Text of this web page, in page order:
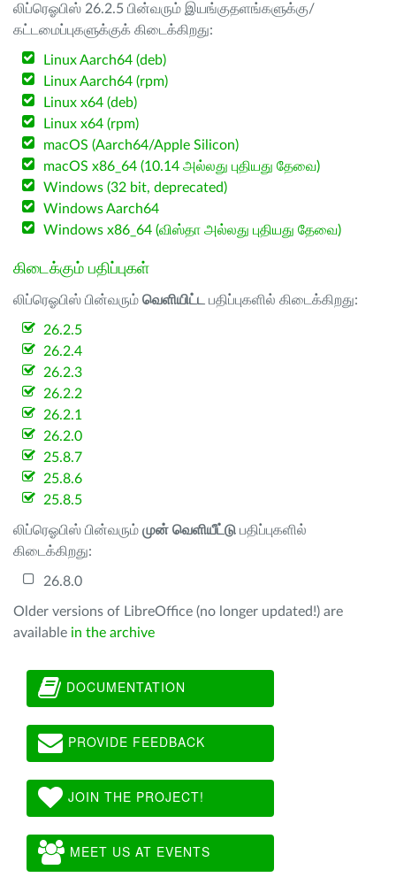
லிப்ரெஓபிஸ் 26.2.5 பின்வரும் இயங்குதளங்களுக்கு/
கட்டமைப்புகளுக்குக் கிடைக்கிறது:
Linux Aarch64 (deb)
Linux Aarch64 (rpm)
Linux x64 (deb)
Linux x64 (rpm)
macOS (Aarch64/Apple Silicon)
macOS x86_64 (10.14 அல்லது புதியது தேவை)
Windows (32 bit, deprecated)
Windows Aarch64
Windows x86_64 (விஸ்தா அல்லது புதியது தேவை)
கிடைக்கும் பதிப்புகள்
லிப்ரெஓபிஸ் பின்வரும் வெளியிட்ட பதிப்புகளில் கிடைக்கிறது:
26.2.5
26.2.4
26.2.3
26.2.2
26.2.1
26.2.0
25.8.7
25.8.6
25.8.5
லிப்ரெஓபிஸ் பின்வரும் முன் வெளியீட்டு பதிப்புகளில்
கிடைக்கிறது:
26.8.0
Older versions of LibreOffice (no longer updated!) are
available in the archive
DOCUMENTATION
PROVIDE FEEDBACK
JOIN THE PROJECT!
MEET US AT EVENTS